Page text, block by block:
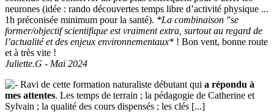
neurones (idée : rando découvertes temps libre d’activité physique ...
1h préconisée minimum pour la santé). *La combinaison "se
former/objectif scientifique est vraiment extra, surtout au regard de
l’actualité et des enjeux environnementaux* ! Bon vent, bonne route
et à très vite !
Juliette.G - Mai 2024
Ravi de cette formation naturaliste débutant qui a répondu à
mes attentes. Les temps de terrain ; la pédagogie de Catherine et
Sylvain ; la qualité des cours dispensés ; les clés [...]